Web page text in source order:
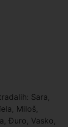
Sara,
Miloš,
Đuro, Vasko,